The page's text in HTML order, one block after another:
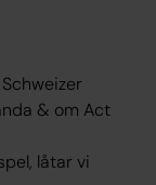
& om Act
låtar vi